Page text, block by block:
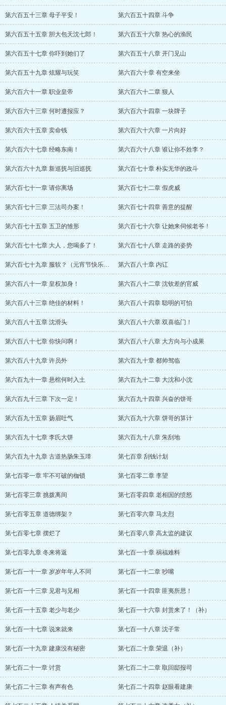
第六百五十三章 母子平安！ 第六百五十四章 斗争
第六百五十五章 胆大包天沈七郎！ 第六百五十六章 热心的渔民
第六百五十七章 你吓到她们了 第六百五十八章 开门见山
第六百五十九章 炫耀与玩笑 第六百六十章 有空来坐
第六百六十一章 职业皇帝 第六百六十二章 狠人
第六百六十三章 何时遭报应？ 第六百六十四章 一块牌子
第六百六十五章 卖命钱 第六百六十六章 一片向好
第六百六十七章 经略东南！ 第六百六十八章 谁让你不姓李？
第六百六十九章 新巡抚与旧巡抚 第六百七十章 朴实无华的政斗
第六百七十一章 请你离场 第六百七十二章 假虎威
第六百七十三章 三法司办案！ 第六百七十四章 善意的提醒
第六百七十五章 五卫的雏形 第六百七十六章 让她来伺候老爷！
第六百七十七章 大人，您喝多了！ 第六百七十八章 走路的姿势
第六百七十九章 服软？（元宵节快乐！！） 第六百八十章 内讧
第六百八十一章 皇权加身！ 第六百八十二章 沈钦差的官威
第六百八十三章 绝佳的材料！ 第六百八十四章 聪明的可怕
第六百八十五章 沈滑头 第六百八十六章 双喜临门！
第六百八十七章 你快问啊！ 第六百八十八章 大方向与小成果
第六百八十九章 许员外 第六百九十章 都帅驾临
第六百九十一章 悬棺何时入土 第六百九十二章 大沈和小沈
第六百九十三章 下次一定！ 第六百九十四章 兴奋的饼哥
第六百九十五章 扬眉吐气 第六百九十六章 饼哥的算计
第六百九十七章 李氏大饼 第六百九十八章 朱刮地
第六百九十九章 古道热肠朱玉璋 第七百章 刮钱计划
第七百零一章 牢不可破的枷锁 第七百零二章 李望
第七百零三章 挑拨离间 第七百零四章 老相国的愤怒
第七百零五章 道德绑架？ 第七百零六章 马太烈
第七百零七章 摆烂了 第七百零八章 高太监的建议
第七百零九章 冬来将返 第七百一十章 祸福难料
第七百一十一章 岁岁年年人不同 第七百一十二章 吵嘴
第七百一十三章 见君与见相 第七百一十四章 匪夷所思！
第七百一十五章 老少与老少 第七百一十六章 封赏来了！（补）
第七百一十七章 说来就来 第七百一十八章 沈子常
第七百一十九章 建康没有秘密 第七百二十章 荣退（补）
第七百二十一章 讨赏 第七百二十二章 取回邸报司
第七百二十三章 有声有色 第七百二十四章 赵眼看建康